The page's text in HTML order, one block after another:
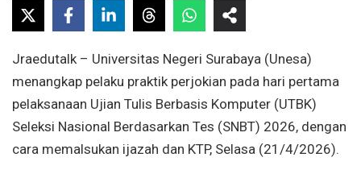
Jraedutalk – Universitas Negeri Surabaya (Unesa)
menangkap pelaku praktik perjokian pada hari pertama
pelaksanaan Ujian Tulis Berbasis Komputer (UTBK)
Seleksi Nasional Berdasarkan Tes (SNBT) 2026, dengan
cara memalsukan ijazah dan KTP, Selasa (21/4/2026).